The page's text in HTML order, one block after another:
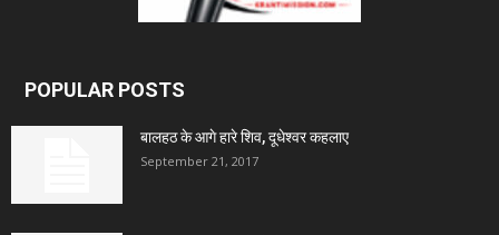
POPULAR POSTS
बालहठ के आगे हारे शिव, दूधेश्वर कहलाए
September 21, 2017